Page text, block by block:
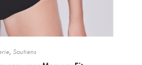
, Soutiens